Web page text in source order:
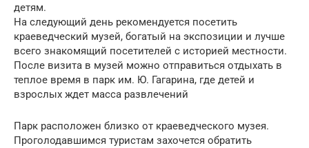
детям.
На следующий день рекомендуется посетить
краеведческий музей, богатый на экспозиции и лучше
всего знакомящий посетителей с историей местности.
После визита в музей можно отправиться отдыхать в
теплое время в парк им. Ю. Гагарина, где детей и
взрослых ждет масса развлечений
Парк расположен близко от краеведческого музея.
Проголодавшимся туристам захочется обратить